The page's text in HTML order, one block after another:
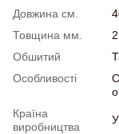
Довжина см.
Товщина мм.
2
Обшитий
Особливості
Країна
виробництва